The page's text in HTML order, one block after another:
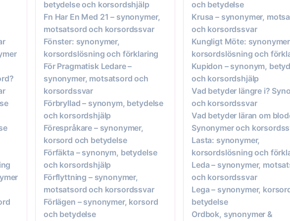
betydelse och korsordshjälp
Fn Har En Med 21 – synonymer,
motsatsord och korsordssvar
Fönster: synonymer,
korsordslösning och förklaring
För Pragmatisk Ledare –
synonymer, motsatsord och
korsordssvar
Förbryllad – synonym, betydelse
och korsordshjälp
Förespråkare – synonymer,
korsord och betydelse
Förfäkta – synonym, betydelse
och korsordshjälp
Förflyttning – synonymer,
motsatsord och korsordssvar
Förlägen – synonymer, korsord
och betydelse
och betydelse
Krusa – synonymer,
och korsordssvar
Kungligt Möte:
korsordslösning och
Kupidon – synonym,
och korsordshjälp
Vad betyder längre i?
och korsordssvar
Vad betyder läran om
Synonymer och
Lasta: synonymer,
korsordslösning och
Leda – synonymer,
och korsordssvar
Lega – synonymer,
betydelse
Ordbok, synonymer &